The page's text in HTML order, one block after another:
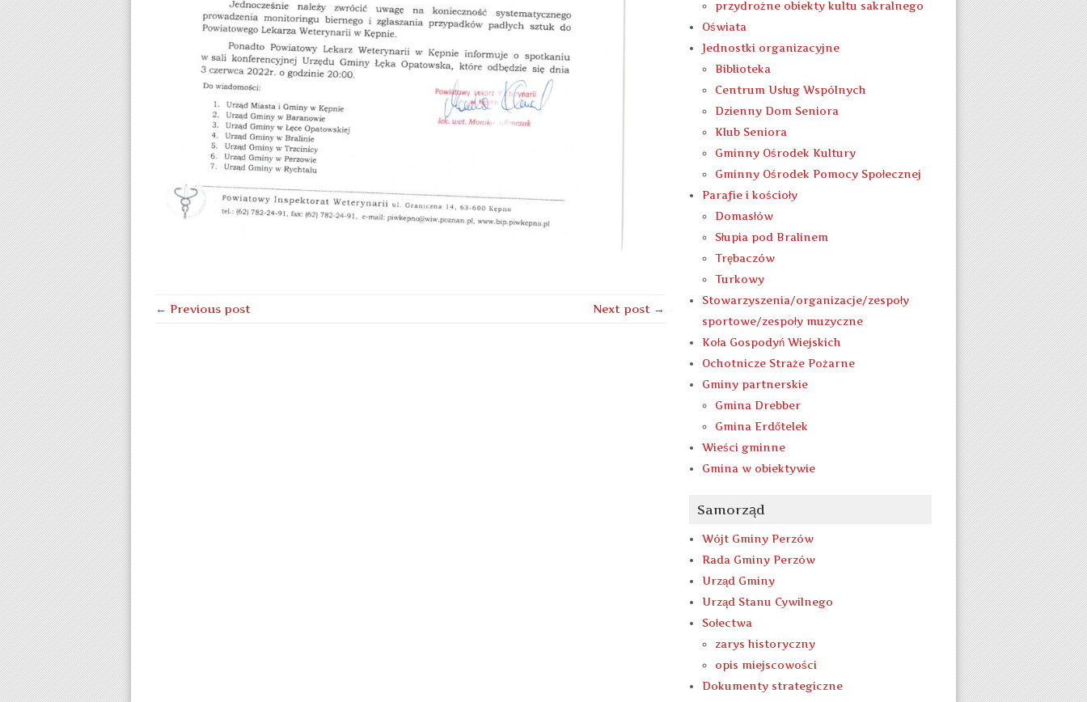
← Previous post Next post →
przydrożne obiekty kultu sakralnego
Oświata
Jednostki organizacyjne
Biblioteka
Centrum Usług Wspólnych
Dzienny Dom Seniora
Klub Seniora
Gminny Ośrodek Kultury
Gminny Ośrodek Pomocy Społecznej
Parafie i kościoły
Domasłów
Słupia pod Bralinem
Trębaczów
Turkowy
Stowarzyszenia/organizacje/zespoły
sportowe/zespoły muzyczne
Koła Gospodyń Wiejskich
Ochotnicze Straże Pożarne
Gminy partnerskie
Gmina Drebber
Gmina Erdőtelek
Wieści gminne
Gmina w obiektywie
Samorząd
Wójt Gminy Perzów
Rada Gminy Perzów
Urząd Gminy
Urząd Stanu Cywilnego
Sołectwa
zarys historyczny
opis miejscowości
Dokumenty strategiczne